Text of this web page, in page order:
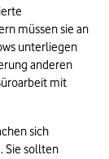
müssen sie an
unterliegen
anderen
mit
sich
Sie sollten